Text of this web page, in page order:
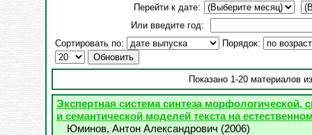
Перейти к дате:
Или введите год:
Сортировать по:
Порядок:
Показано 1-20 материалов
Экспертная система синтеза морфологической,
и семантической моделей текста на
Юминов, Антон Александрович (2006)